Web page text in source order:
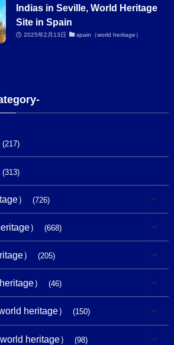
Indias in Seville, World Heritage
Site in Spain
2025年2月13日 spain（world heritage）
(217)
(313)
） (726)
(6)
(3)
(10)
） (668)
(4)
(3)
） (205)
(8)
(1)
） (46)
(25)
heritage） (150)
(31)
heritage） (98)